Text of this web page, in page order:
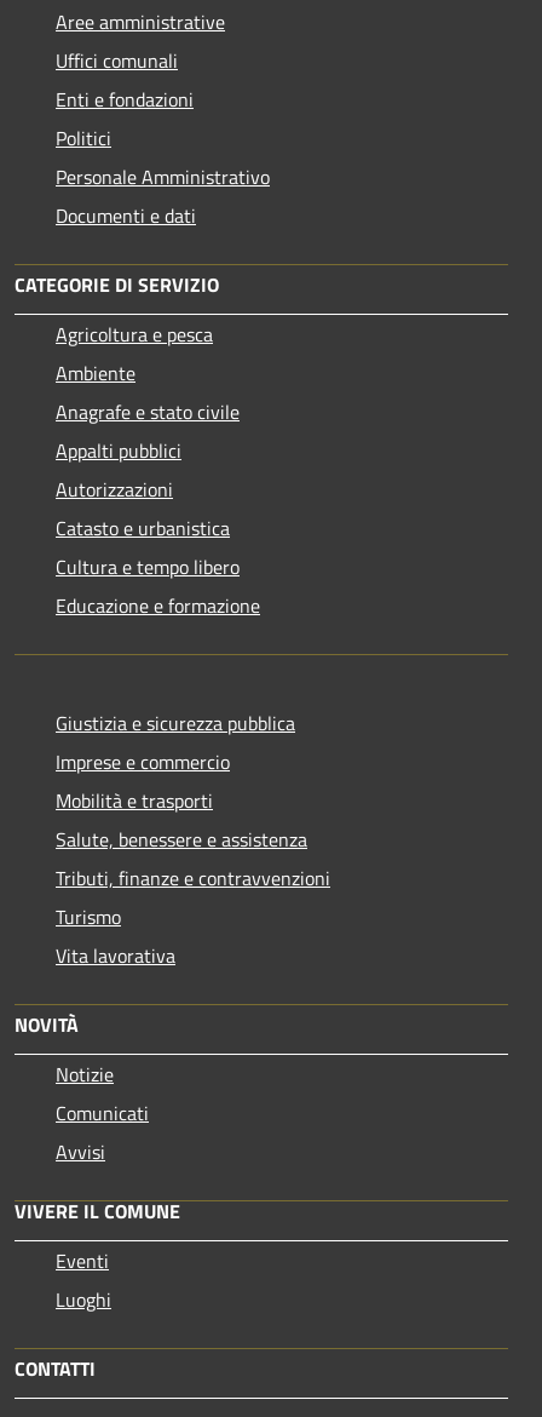
Aree amministrative
Uffici comunali
Enti e fondazioni
Politici
Personale Amministrativo
Documenti e dati
CATEGORIE DI SERVIZIO
Agricoltura e pesca
Ambiente
Anagrafe e stato civile
Appalti pubblici
Autorizzazioni
Catasto e urbanistica
Cultura e tempo libero
Educazione e formazione
Giustizia e sicurezza pubblica
Imprese e commercio
Mobilità e trasporti
Salute, benessere e assistenza
Tributi, finanze e contravvenzioni
Turismo
Vita lavorativa
NOVITÀ
Notizie
Comunicati
Avvisi
VIVERE IL COMUNE
Eventi
Luoghi
CONTATTI